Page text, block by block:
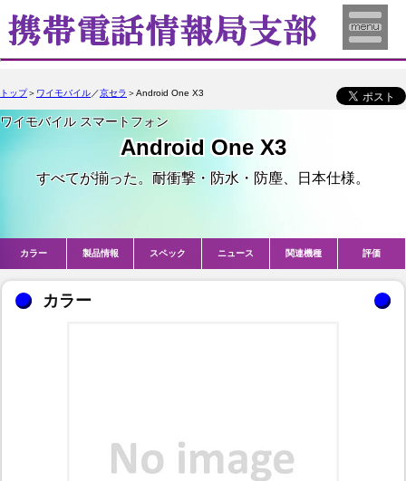
トップ＞ ワイモバイル ／京セラ ＞Android One X3
ワイモバイル スマートフォン
Android One X3
すべてが揃った。耐衝撃・防水・防塵、日本仕様。
カラー 製品情報 スペック ニュース 関連機種 評価
カラー